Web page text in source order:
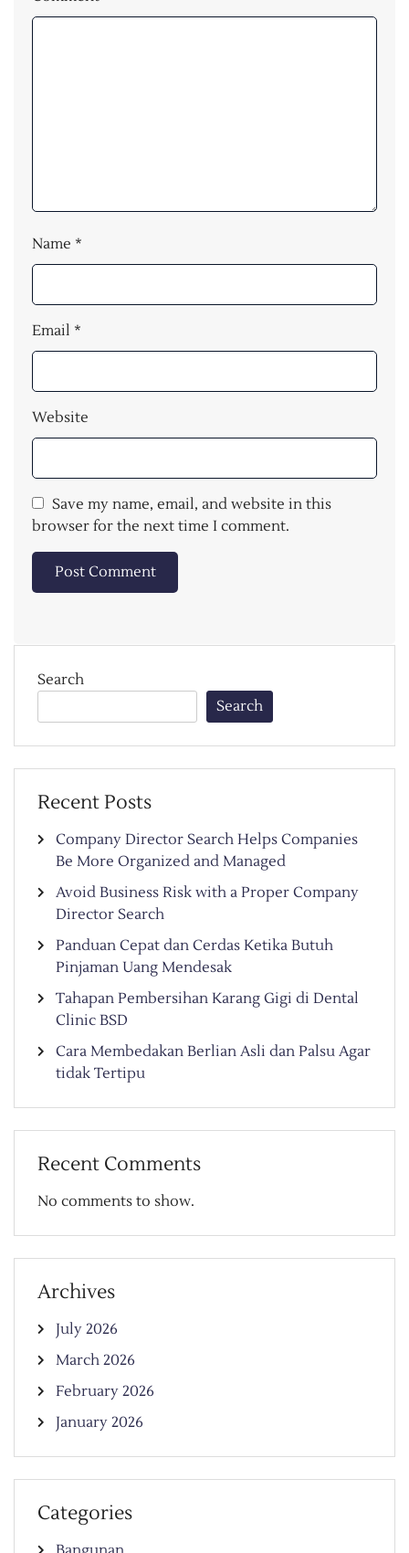
Name *
Email *
Website
Save my name, email, and website in this
browser for the next time I comment.
Search
Search
Recent Posts
Company Director Search Helps Companies
Be More Organized and Managed
Avoid Business Risk with a Proper Company
Director Search
Panduan Cepat dan Cerdas Ketika Butuh
Pinjaman Uang Mendesak
Tahapan Pembersihan Karang Gigi di Dental
Clinic BSD
Cara Membedakan Berlian Asli dan Palsu Agar
tidak Tertipu
Recent Comments
No comments to show.
Archives
July 2026
March 2026
February 2026
January 2026
Categories